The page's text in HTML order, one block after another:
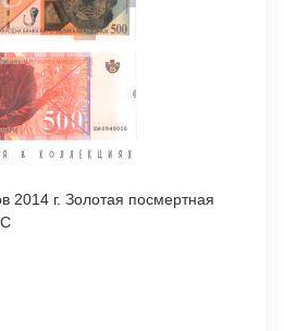
2014 г. Золотая посмертная